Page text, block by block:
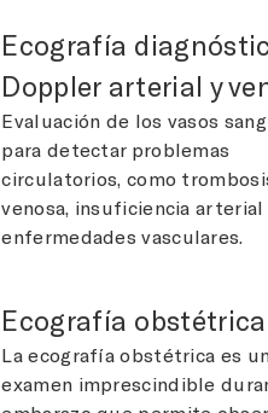
Ecografía
Doppler arterial y
Evaluación de los vasos
para detectar problemas
circulatorios, como
venosa, insuficiencia arterial
enfermedades vasculares.
Ecografía obstétrica
La ecografía obstétrica es
examen imprescindible